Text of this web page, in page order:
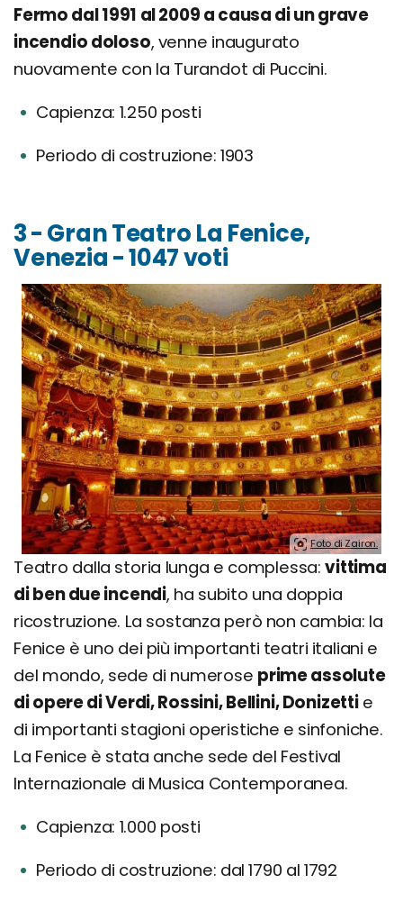
Fermo dal 1991 al 2009 a causa di un grave
incendio doloso, venne inaugurato
nuovamente con la Turandot di Puccini.
Capienza: 1.250 posti
Periodo di costruzione: 1903
3 - Gran Teatro La Fenice,
Venezia - 1047 voti
Foto di Zairon.
Teatro dalla storia lunga e complessa:vittima
di ben due incendi, ha subito una doppia
ricostruzione. La sostanza però non cambia: la
Fenice è uno dei più importanti teatri italiani e
del mondo, sede di numerose prime assolute
di opere di Verdi, Rossini, Bellini, Donizettie
di importanti stagioni operistiche e sinfoniche.
La Fenice è stata anche sede del Festival
Internazionale di Musica Contemporanea.
Capienza: 1.000 posti
Periodo di costruzione: dal 1790 al 1792